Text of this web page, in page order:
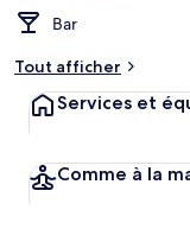
Bar
Tout afficher
Services et
Comme à la